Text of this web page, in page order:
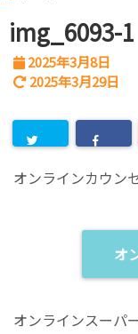
img_6093-1
2025年3月8日
2025年3月29日
オンラインカウン
オ
オンラインスーパ